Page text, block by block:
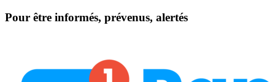
Pour être informés, prévenus, alertés